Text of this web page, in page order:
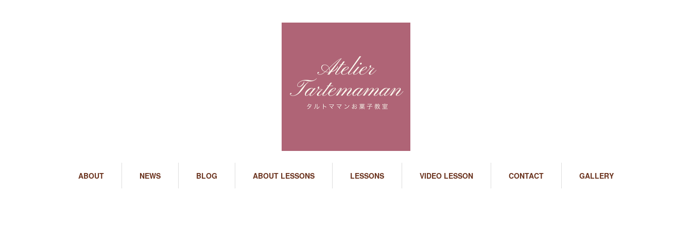
ABOUT NEWS BLOG ABOUT LESSONS LESSONS VIDEO LESSON CONTACT GALLERY